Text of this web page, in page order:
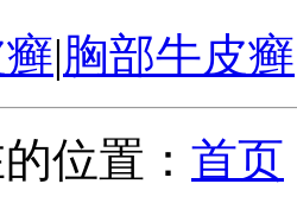
|胸部牛皮癣
位置： 首页